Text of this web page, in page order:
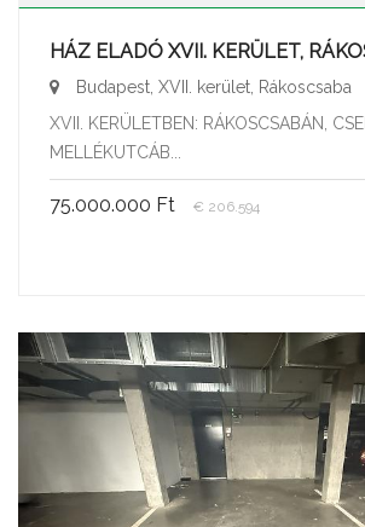
HÁZ ELADÓ XVII. KERÜLET,
Budapest, XVII. kerület, Rákoscsaba
XVII. KERÜLETBEN: RÁKOSCSABÁN,
MELLÉKUTCÁB...
75.000.000 Ft € 206.594